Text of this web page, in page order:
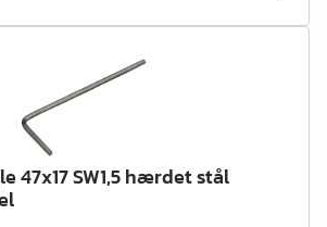
47x17 SW1,5 hærdet stål